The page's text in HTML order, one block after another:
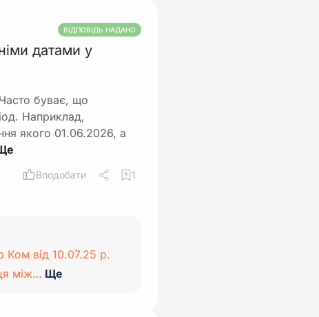
ВІДПОВІДЬ НАДАНО
датами у
буває, що
Наприклад,
якого 01.06.2026, а
Вподобати 1
Ком від 10.07.25 р.
між… Ще